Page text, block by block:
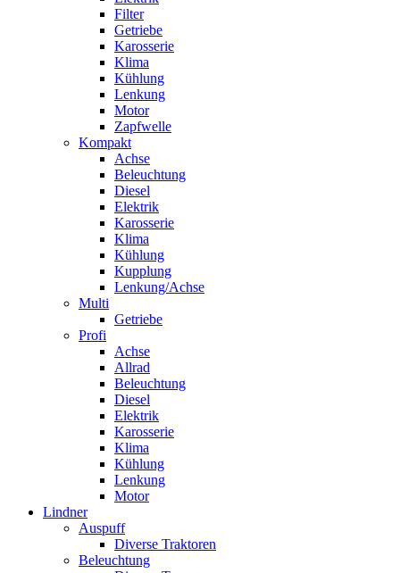
Filter
Getriebe
Karosserie
Klima
Kühlung
Lenkung
Motor
Zapfwelle
Kompakt
Achse
Beleuchtung
Diesel
Elektrik
Karosserie
Klima
Kühlung
Kupplung
Lenkung/Achse
Multi
Getriebe
Profi
Achse
Allrad
Beleuchtung
Diesel
Elektrik
Karosserie
Klima
Kühlung
Lenkung
Motor
Lindner
Auspuff
Diverse Traktoren
Beleuchtung